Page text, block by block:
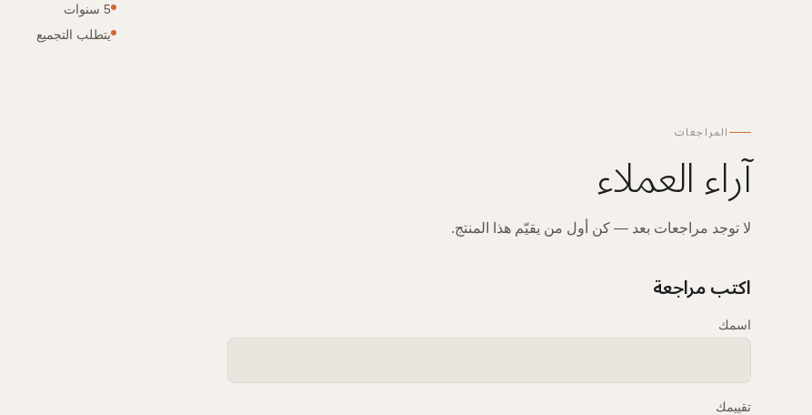
5 سنوات
يتطلب التجميع
المراجعات
آراء العملاء
لا توجد مراجعات بعد — كن أول من يقيّم هذا المنتج.
اكتب مراجعة
اسمك
تقييمك